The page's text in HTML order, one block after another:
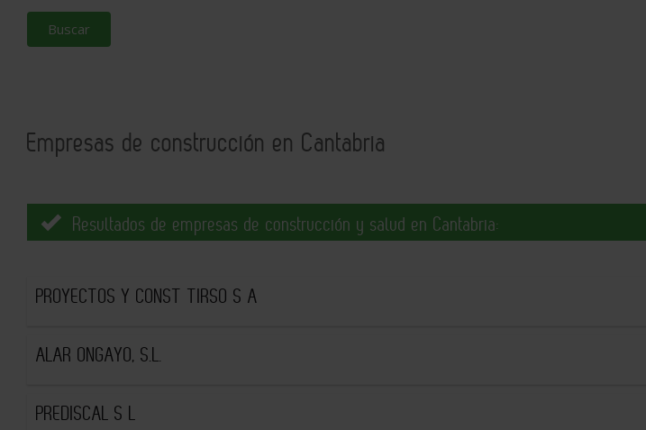
Buscar
Empresas de construcción en Cantabria
Resultados de empresas de construcción y salud en Cantabria:
PROYECTOS Y CONST TIRSO S A
ALAR ONGAYO, S.L.
PREDISCAL S L